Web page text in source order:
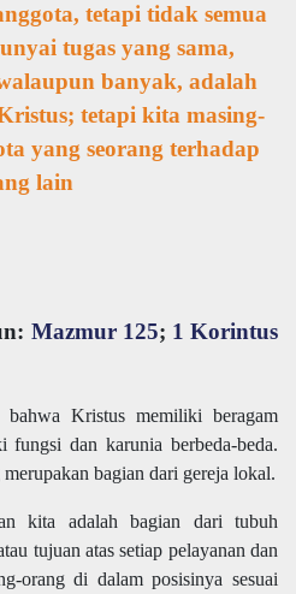
tetapi tidak semua
tugas yang sama,
banyak, adalah
tetapi kita masing-
yang seorang terhadap
lain
Mazmur 125; 1 Korintus
bahwa Kristus memiliki beragam
dan karunia berbeda-beda.
bagian dari gereja lokal.
kita adalah bagian dari tubuh
tujuan atas setiap pelayanan dan
orang di dalam posisinya sesuai